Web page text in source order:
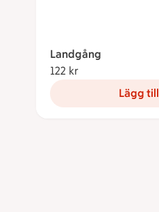
Landgång
122 kr
Lägg till